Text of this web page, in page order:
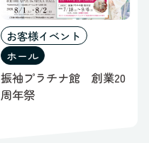
お客様イベント
ホール
振袖プラチナ館 創業20
周年祭